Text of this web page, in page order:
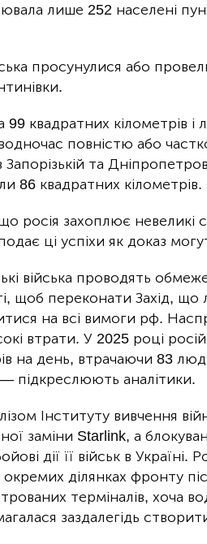
лише 252 населені
просунулися або
квадратних кілометрів і
повністю або
та
86 квадратних кілометрів.
росія захоплює невеликі
ці успіхи як доказ
війська проводять
щоб переконати Захід, що
на всі вимоги рф.
втрати. У 2025 році
на день, втрачаючи 83
підкреслюють аналітики.
Інституту вивчення
заміни Starlink, а
дії її військ в Україні.
окремих ділянках фронту
терміналів, хоча
заздалегідь